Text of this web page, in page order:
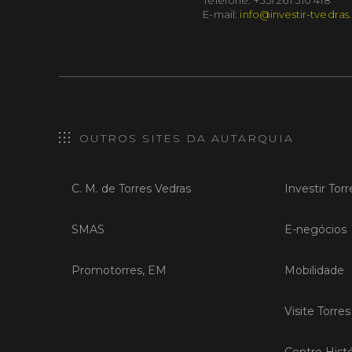
E-mail: info@investir-
OUTROS SITES DA AUTARQUIA
C. M. de Torres Vedras
SMAS
Promotorres, EM
Investir
E-negócios
Mobilidade
Visite